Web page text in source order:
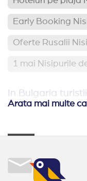
Early Booking
Oferte Rusalii
1 mai Nisipurile
In Bulgaria
Relaxare si
Hoteluri aproape
Hoteluri family
Arata mai multe